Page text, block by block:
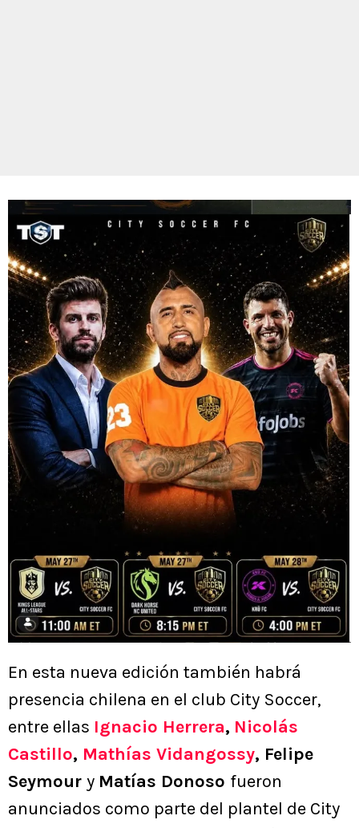
En esta nueva edición también habrá
presencia chilena en el club City Soccer,
entre ellas Ignacio Herrera, Nicolás
Castillo, Mathías Vidangossy, Felipe
Seymour y Matías Donoso fueron
anunciados como parte del plantel de City